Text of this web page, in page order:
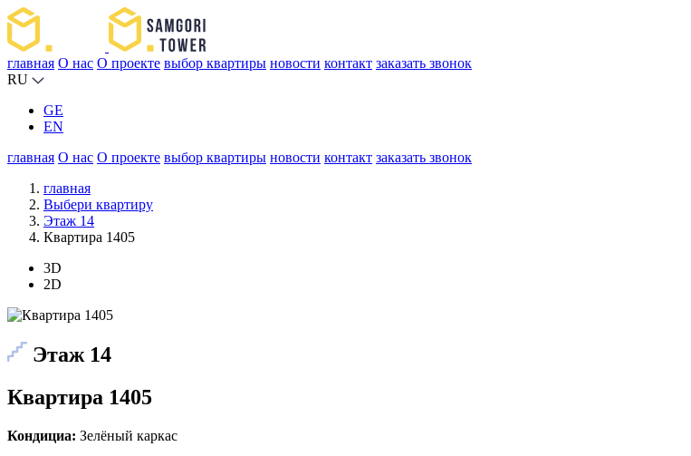
главная О нас О проекте выбор квартиры новости контакт заказать звонок
RU
GE
EN
главная О нас О проекте выбор квартиры новости контакт заказать звонок
главная
Выбери квартиру
Этаж 14
Квартира 1405
3D
2D
Этаж 14
Квартира 1405
Кондициа: Зелёный каркас